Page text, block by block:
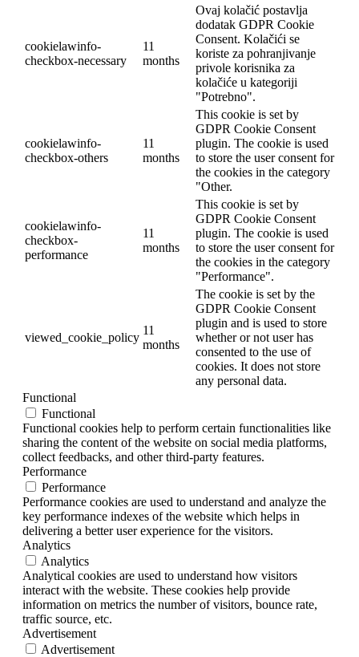
cookielawinfo-
checkbox-necessary
11
months
Ovaj kolačić postavlja
dodatak GDPR Cookie
Consent. Kolačići se
koriste za pohranjivanje
privole korisnika za
kolačiće u kategoriji
"Potrebno".
cookielawinfo-
checkbox-others
11
months
This cookie is set by
GDPR Cookie Consent
plugin. The cookie is used
to store the user consent for
the cookies in the category
"Other.
cookielawinfo-
checkbox-
performance
11
months
This cookie is set by
GDPR Cookie Consent
plugin. The cookie is used
to store the user consent for
the cookies in the category
"Performance".
viewed_cookie_policy
11
months
The cookie is set by the
GDPR Cookie Consent
plugin and is used to store
whether or not user has
consented to the use of
cookies. It does not store
any personal data.
Functional
Functional
Functional cookies help to perform certain functionalities like
sharing the content of the website on social media platforms,
collect feedbacks, and other third-party features.
Performance
Performance
Performance cookies are used to understand and analyze the
key performance indexes of the website which helps in
delivering a better user experience for the visitors.
Analytics
Analytics
Analytical cookies are used to understand how visitors
interact with the website. These cookies help provide
information on metrics the number of visitors, bounce rate,
traffic source, etc.
Advertisement
Advertisement